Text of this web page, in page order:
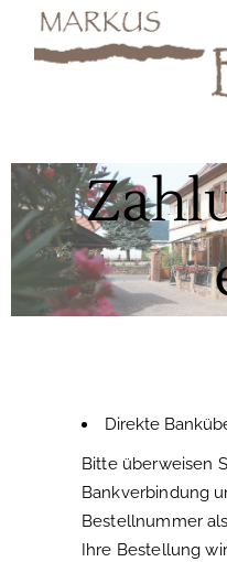
Direkte
Bitte überweisen
Bankverbindung
Bestellnummer
Ihre Bestellung